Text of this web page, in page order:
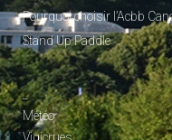
Pourquoi choisir l’Acbb
Stand Up Paddle
_
Météo